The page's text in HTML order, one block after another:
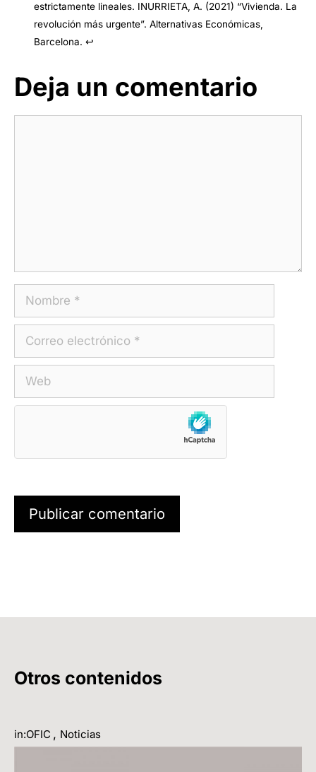
estrictamente lineales. INURRIETA, A. (2021) “Vivienda. La
revolución más urgente”. Alternativas Económicas,
Barcelona.↩︎
Deja un comentario
Otros contenidos
in:OFIC , Noticias